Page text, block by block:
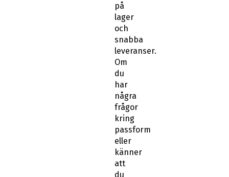
på
lager
och
snabba
leveranser.
Om
du
har
några
frågor
kring
passform
eller
känner
att
du